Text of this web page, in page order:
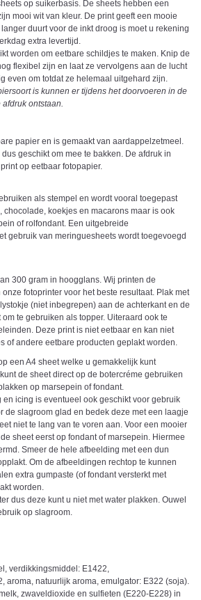
op suikerbasis. De sheets hebben een
mooi wit van kleur. De print geeft een mooie
duurt voor de inkt droog is moet u rekening
extra levertijd.
worden om eetbare schildjes te maken. Knip de
flexibel zijn en laat ze vervolgens aan de lucht
even om totdat ze helemaal uitgehard zijn.
is kunnen er tijdens het doorvoeren in de
ontstaan.
papier en is gemaakt van aardappelzetmeel.
geschikt om mee te bakken. De afdruk in
op eetbaar fotopapier.
als stempel en wordt vooral toegepast
chocolade, koekjes en macarons maar is ook
of rolfondant. Een uitgebreide
gebruik van meringuesheets wordt toegevoegd
300 gram in hoogglans. Wij printen de
fotoprinter voor het beste resultaat. Plak met
(niet inbegrepen) aan de achterkant en de
te gebruiken als topper. Uiteraard ook te
Deze print is niet eetbaar en kan niet
of andere eetbare producten geplakt worden.
een A4 sheet welke u gemakkelijk kunt
de sheet direct op de botercréme gebruiken
op marsepein of fondant.
en icing is eventueel ook geschikt voor gebruik
de slagroom glad en bedek deze met een laagje
niet te lang van te voren aan. Voor een mooier
sheet eerst op fondant of marsepein. Hiermee
Smeer de hele afbeelding met een dun
Om de afbeeldingen rechtop te kunnen
extra gumpaste (of fondant versterkt met
worden.
dus deze kunt u niet met water plakken. Ouwel
op slagroom.
verdikkingsmiddel: E1422,
aroma, natuurlijk aroma, emulgator: E322 (soja).
zwaveldioxide en sulfieten (E220-E228) in